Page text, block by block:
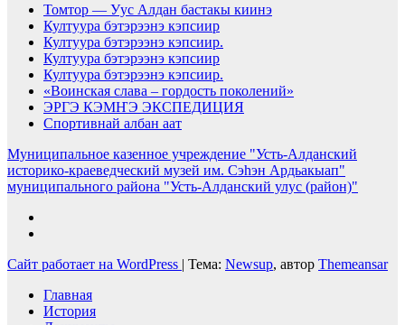
Томтор — Уус Алдан бастакы киинэ
Култуура бэтэрээнэ кэпсиир
Култуура бэтэрээнэ кэпсиир.
Култуура бэтэрээнэ кэпсиир
Култуура бэтэрээнэ кэпсиир.
«Воинская слава – гордость поколений»
ЭРГЭ КЭМҤЭ ЭКСПЕДИЦИЯ
Спортивнай албан аат
Муниципальное казенное учреждение "Усть-Алданский
историко-краеведческий музей им. Сэһэн Ардьакыап"
муниципального района "Усть-Алданский улус (район)"
Сайт работает на WordPress | Тема: Newsup, автор Themeansar
Главная
История